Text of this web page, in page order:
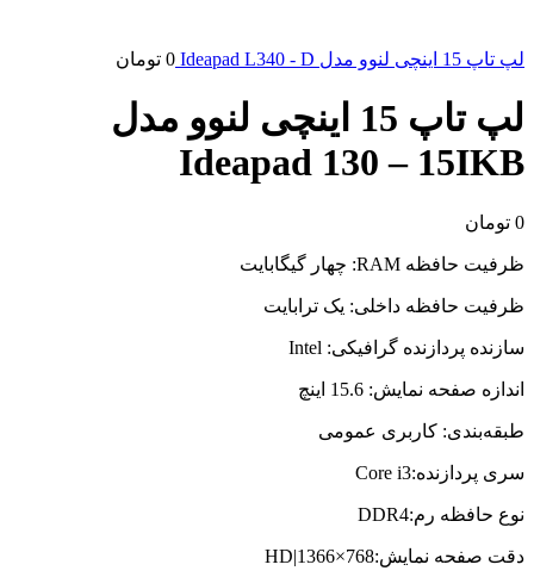
لپ تاپ 15 اینچی لنوو مدل Ideapad L340 - D 0 تومان
لپ تاپ 15 اینچی لنوو مدل
Ideapad 130 – 15IKB
0 تومان
ظرفیت حافظه RAM: چهار گیگابایت
ظرفیت حافظه داخلی: یک ترابایت
سازنده پردازنده گرافیکی: Intel
اندازه صفحه نمایش: 15.6 اینچ
طبقه‌بندی: کاربری عمومی
سری پردازنده:Core i3
نوع حافظه رم:DDR4
دقت صفحه نمایش:HD|1366×768